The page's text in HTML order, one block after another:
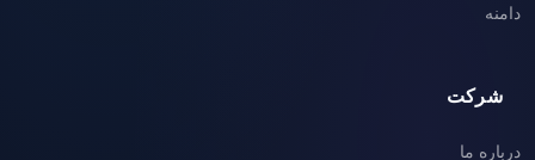
دامنه
شرکت
درباره ما